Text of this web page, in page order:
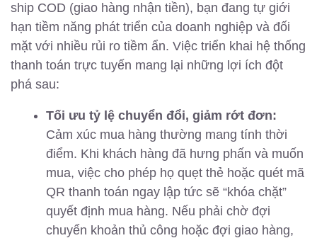
ship COD (giao hàng nhận tiền), bạn đang tự giới
hạn tiềm năng phát triển của doanh nghiệp và đối
mặt với nhiều rủi ro tiềm ẩn. Việc triển khai hệ thống
thanh toán trực tuyến mang lại những lợi ích đột
phá sau:
Tối ưu tỷ lệ chuyển đổi, giảm rớt đơn:
Cảm xúc mua hàng thường mang tính thời
điểm. Khi khách hàng đã hưng phấn và muốn
mua, việc cho phép họ quẹt thẻ hoặc quét mã
QR thanh toán ngay lập tức sẽ “khóa chặt”
quyết định mua hàng. Nếu phải chờ đợi
chuyển khoản thủ công hoặc đợi giao hàng,